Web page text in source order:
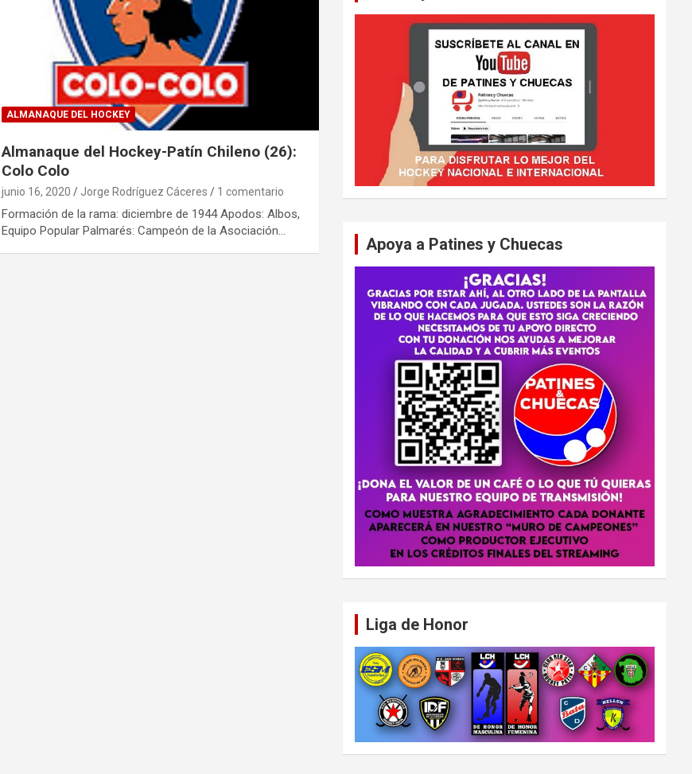
ALMANAQUE DEL HOCKEY
Almanaque del Hockey-Patín Chileno (26):
Colo Colo
junio 16, 2020 Jorge Rodríguez Cáceres 1 comentario
Formación de la rama: diciembre de 1944 Apodos: Albos,
Equipo Popular Palmarés: Campeón de la Asociación…
Apoya a Patines y Chuecas
Liga de Honor